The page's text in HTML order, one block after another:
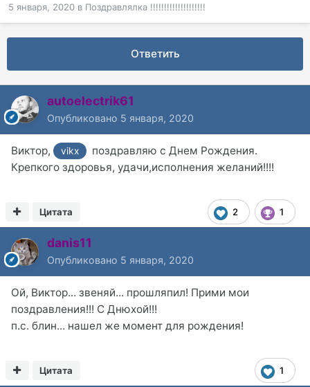
5 января, 2020 в Поздравлялка !!!!!!!!!!!!!!!!!!!!
Ответить
autoelectrik61
Опубликовано 5 января, 2020
Виктор, vikx
поздравляю с Днем Рождения.
Крепкого здоровья, удачи,исполнения желаний!!!!
2 1
Цитата
danis11
Опубликовано 5 января, 2020
Ой, Виктор... звеняй... прошляпил! Прими мои
поздравления!!! С Днюхой!!!
п.с. блин... нашел же момент для рождения!
1
Цитата